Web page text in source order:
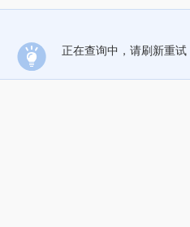
正在查询中，请刷新重试